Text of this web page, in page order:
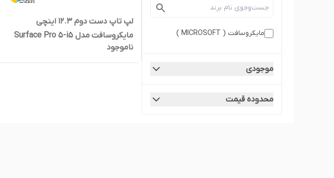
مایکروسافت ( MICROSOFT )
موجودی
محدوده قیمت
لپ تاپ دست دوم 12.3 اینچی
مایکروسافت مدل Surface Pro 5-i5
8GB 256SSD
ناموجود